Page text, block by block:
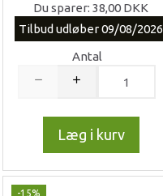
Du sparer: 38,00 DKK
Tilbud udløber 09/08/2026
Antal
Læg i kurv
-15%